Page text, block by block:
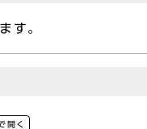
す。
開く